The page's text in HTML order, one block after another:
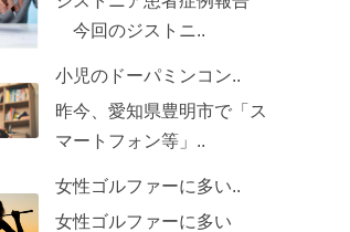
今回のジストニ..
小児のドーパミンコン..
昨今、愛知県豊明市で「ス
マートフォン等」..
女性ゴルファーに多い..
女性ゴルファーに多い